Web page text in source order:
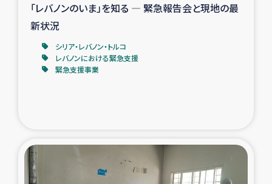
「レバノンのいま」を知る ― 緊急報告会と現地の最
新状況
シリア・レバノン・トルコ
レバノンにおける緊急支援
緊急支援事業